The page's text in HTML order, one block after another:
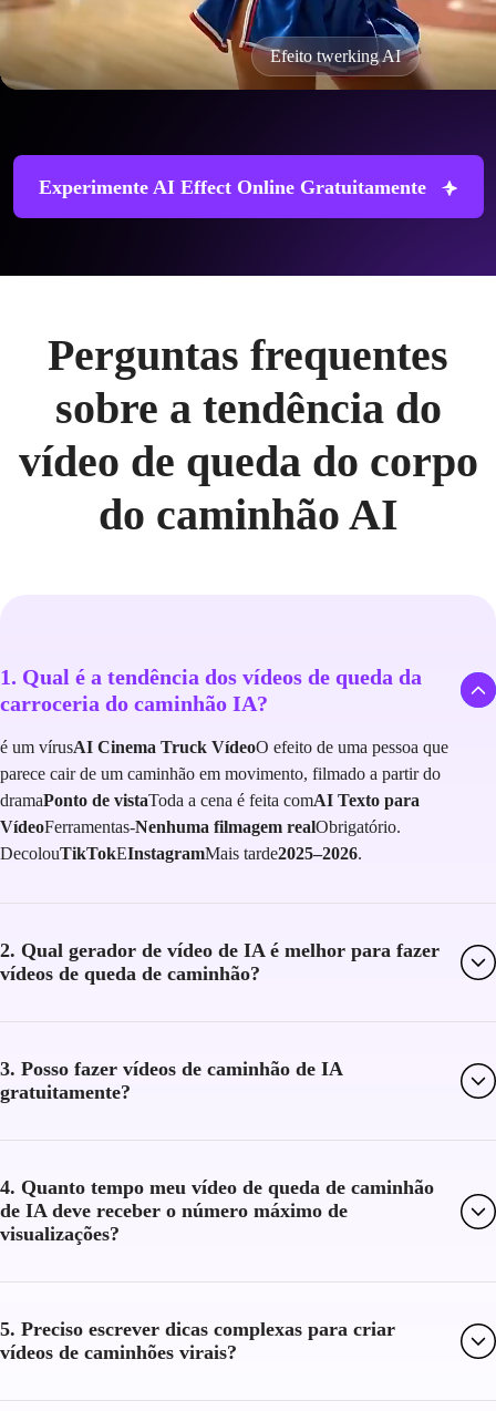
Efeito twerking AI
Experimente AI Effect Online Gratuitamente
Perguntas frequentes
sobre a tendência do
vídeo de queda do corpo
do caminhão AI
1. Qual é a tendência dos vídeos de queda da
carroceria do caminhão IA?
é um vírusAI Cinema Truck VídeoO efeito de uma pessoa que
parece cair de um caminhão em movimento, filmado a partir do
dramaPonto de vistaToda a cena é feita comAI Texto para
VídeoFerramentas-Nenhuma filmagem realObrigatório.
DecolouTikTokEInstagramMais tarde2025–2026.
2. Qual gerador de vídeo de IA é melhor para fazer
vídeos de queda de caminhão?
3. Posso fazer vídeos de caminhão de IA
gratuitamente?
4. Quanto tempo meu vídeo de queda de caminhão
de IA deve receber o número máximo de
visualizações?
5. Preciso escrever dicas complexas para criar
vídeos de caminhões virais?